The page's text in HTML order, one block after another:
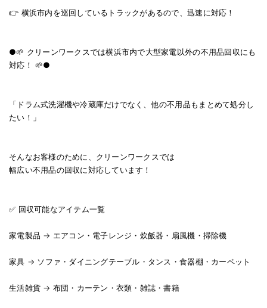
👉 横浜市内を巡回しているトラックがあるので、迅速に対応！
●🌱 クリーンワークスでは横浜市内で大型家電以外の不用品回収にも
対応！ 🌱●
「ドラム式洗濯機や冷蔵庫だけでなく、他の不用品もまとめて処分し
たい！」
そんなお客様のために、クリーンワークスでは
幅広い不用品の回収に対応しています！
✅ 回収可能なアイテム一覧
家電製品 → エアコン・電子レンジ・炊飯器・扇風機・掃除機
家具 → ソファ・ダイニングテーブル・タンス・食器棚・カーペット
生活雑貨 → 布団・カーテン・衣類・雑誌・書籍